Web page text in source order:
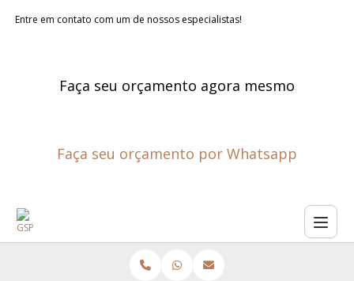
Entre em contato com um de nossos especialistas!
Faça seu orçamento agora mesmo
Faça seu orçamento por Whatsapp